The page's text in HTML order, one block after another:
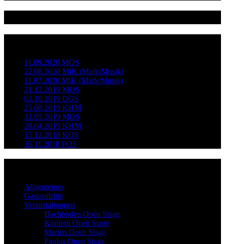
11.09.2020 MOS
22.08.2020 MiK (MarktMusik)
11.07.2020 MiK (MarktMusik)
21.12.2019 MOS
02.10.2019 DOS
25.08.2019 KHM
31.05.2019 MOS
28.04.2019 KHM
15.12.2018 KOS
16.11.2018 POS
Allgemeines
Gastauftritte
Veranstaltungen
Dachboden Open Stage
Konfetti Open Stage
Marien Open Stage
Paulus Open Stage